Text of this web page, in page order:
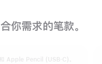
你需求的笔款。